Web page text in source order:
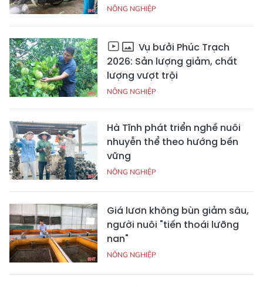
NÔNG NGHIỆP
Vụ bưởi Phúc Trạch
2026: Sản lượng giảm, chất
lượng vượt trội
NÔNG NGHIỆP
Hà Tĩnh phát triển nghề nuôi
nhuyễn thể theo hướng bền
vững
NÔNG NGHIỆP
Giá lươn không bùn giảm sâu,
người nuôi "tiến thoái lưỡng
nan"
NÔNG NGHIỆP